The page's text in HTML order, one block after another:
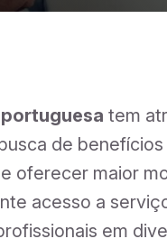
tem
de
oferecer maior
acesso a
em